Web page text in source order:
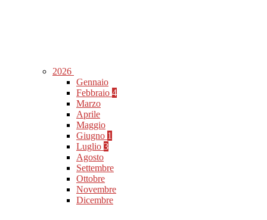
2026
Gennaio
Febbraio 4
Marzo
Aprile
Maggio
Giugno 1
Luglio 3
Agosto
Settembre
Ottobre
Novembre
Dicembre